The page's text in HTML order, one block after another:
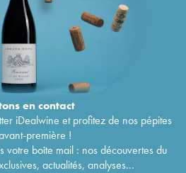
encontact
iDealwine et profitez de nos pépites
première !
votre boîte mail : nos découvertes du
actualités, analyses...